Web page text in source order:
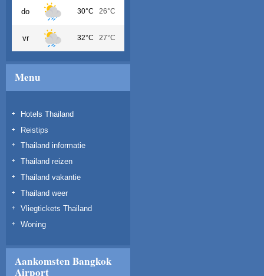
do 30°C 26°C
vr 32°C 27°C
Menu
Hotels Thailand
Reistips
Thailand informatie
Thailand reizen
Thailand vakantie
Thailand weer
Vliegtickets Thailand
Woning
Aankomsten Bangkok
Airport